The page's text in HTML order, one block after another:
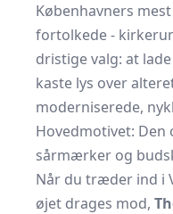
Københavners
fortolkede -
dristige valg: at
kaste lys over
moderniserede,
Hovedmotivet: Den
sårmærker og
Når du træder ind i
øjet drages mod,